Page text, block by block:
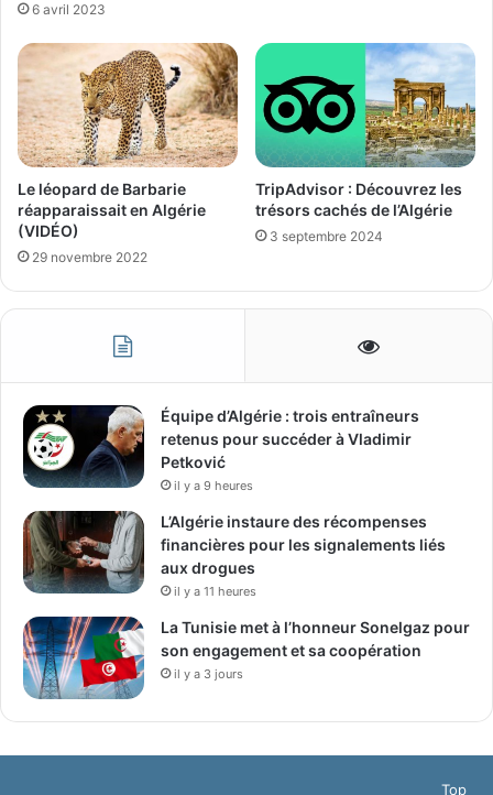
6 avril 2023
Le léopard de Barbarie
réapparaissait en Algérie
(VIDÉO)
29 novembre 2022
TripAdvisor : Découvrez les
trésors cachés de l’Algérie
3 septembre 2024
Équipe d’Algérie : trois entraîneurs
retenus pour succéder à Vladimir
Petković
il y a 9 heures
L’Algérie instaure des récompenses
financières pour les signalements liés
aux drogues
il y a 11 heures
La Tunisie met à l’honneur Sonelgaz pour
son engagement et sa coopération
il y a 3 jours
Top